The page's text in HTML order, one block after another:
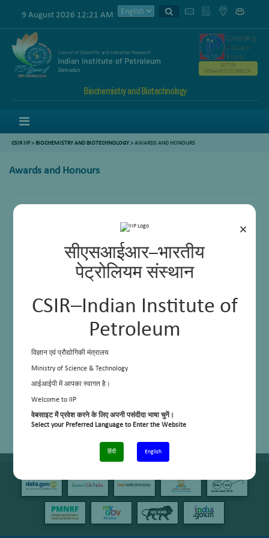
×
सीएसआईआर–भारतीय
पेट्रोलियम संस्थान
CSIR–Indian Institute of
Petroleum
विज्ञान एवं प्रौद्योगिकी मंत्रालय
Ministry of Science & Technology
आईआईपी में आपका स्वागत है।
Welcome to IIP
वेबसाइट में प्रवेश करने के लिए अपनी पसंदीदा भाषा चुनें।
Select your Preferred Language to Enter the Website
हिंदी English
9 August 2026 12:21 AM
Biochemistry and Biotechnology
GSTIN
05AAATC2716R2ZK
CSIR IIP> BIOCHEMISTRY AND BIOTECHNOLOGY>AWARDS AND HONOURS
Awards and Honours